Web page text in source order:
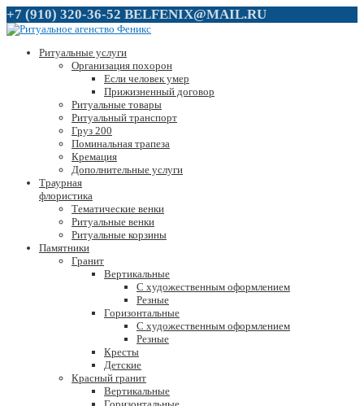
+7 (910) 320-36-52 BELFENIX@MAIL.RU
Ритуальные услуги
Организация похорон
Если человек умер
Прижизненный договор
Ритуальные товары
Ритуальный транспорт
Груз 200
Поминальная трапеза
Кремация
Дополнительные услуги
Траурная
флористика
Тематические венки
Ритуальные венки
Ритуальные корзины
Памятники
Гранит
Вертикальные
С художественным оформлением
Резные
Горизонтальные
С художественным оформлением
Резные
Кресты
Детские
Красный гранит
Вертикальные